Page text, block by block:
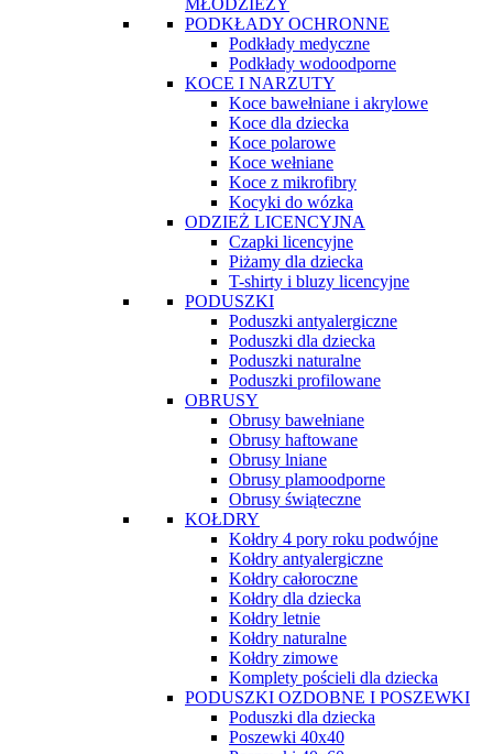
MŁODZIEŻY
PODKŁADY OCHRONNE
Podkłady medyczne
Podkłady wodoodporne
KOCE I NARZUTY
Koce bawełniane i akrylowe
Koce dla dziecka
Koce polarowe
Koce wełniane
Koce z mikrofibry
Kocyki do wózka
ODZIEŻ LICENCYJNA
Czapki licencyjne
Piżamy dla dziecka
T-shirty i bluzy licencyjne
PODUSZKI
Poduszki antyalergiczne
Poduszki dla dziecka
Poduszki naturalne
Poduszki profilowane
OBRUSY
Obrusy bawełniane
Obrusy haftowane
Obrusy lniane
Obrusy plamoodporne
Obrusy świąteczne
KOŁDRY
Kołdry 4 pory roku podwójne
Kołdry antyalergiczne
Kołdry całoroczne
Kołdry dla dziecka
Kołdry letnie
Kołdry naturalne
Kołdry zimowe
Komplety pościeli dla dziecka
PODUSZKI OZDOBNE I POSZEWKI
Poduszki dla dziecka
Poszewki 40x40